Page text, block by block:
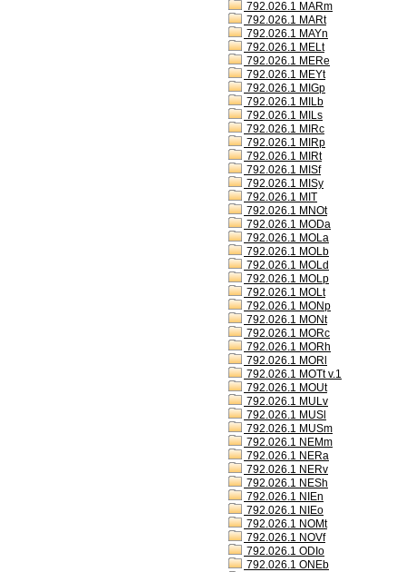
792.026.1 MARm
792.026.1 MARt
792.026.1 MAYn
792.026.1 MELt
792.026.1 MERe
792.026.1 MEYt
792.026.1 MIGp
792.026.1 MILb
792.026.1 MILs
792.026.1 MIRc
792.026.1 MIRp
792.026.1 MIRt
792.026.1 MISf
792.026.1 MISy
792.026.1 MIT
792.026.1 MNOt
792.026.1 MODa
792.026.1 MOLa
792.026.1 MOLb
792.026.1 MOLd
792.026.1 MOLp
792.026.1 MOLt
792.026.1 MONp
792.026.1 MONt
792.026.1 MORc
792.026.1 MORh
792.026.1 MORl
792.026.1 MOTt v.1
792.026.1 MOUt
792.026.1 MULv
792.026.1 MUSl
792.026.1 MUSm
792.026.1 NEMm
792.026.1 NERa
792.026.1 NERv
792.026.1 NESh
792.026.1 NIEn
792.026.1 NIEo
792.026.1 NOMt
792.026.1 NOVf
792.026.1 ODIo
792.026.1 ONEb